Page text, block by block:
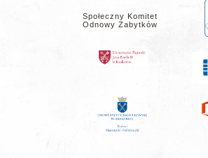
Społeczny Komitet
Odnowy Zabytków